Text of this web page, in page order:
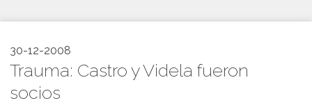
30-12-2008
Trauma: Castro y Videla fueron
socios